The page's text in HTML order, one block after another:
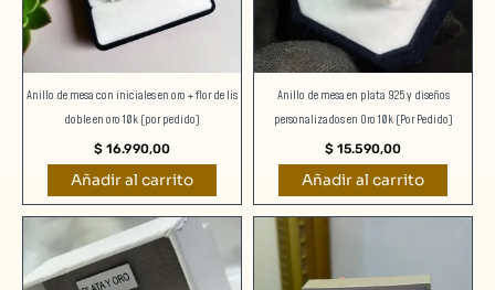
Anillo de mesa con iniciales en oro + flor de lis
doble en oro 10k (por pedido)
$ 16.990,00
Añadir al carrito
Anillo de mesa en plata 925 y diseños
personalizados en Oro 10k (Por Pedido)
$ 15.590,00
Añadir al carrito
Este
producto
tiene